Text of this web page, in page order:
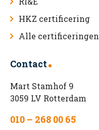
HKZ certificering
Alle certificeringen
Contact
Mart Stamhof 9
3059 LV Rotterdam
010 – 268 00 65